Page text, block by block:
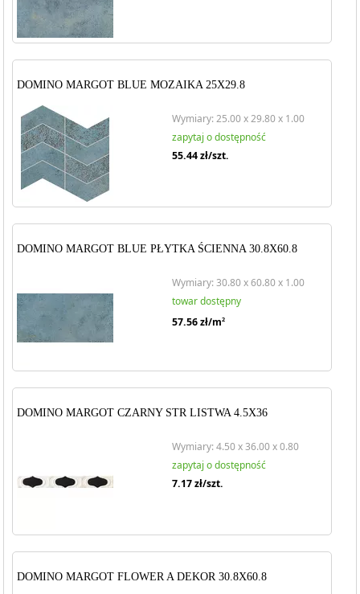
manifestacja piękna, stylu i doskonałego rzemiosła. Płytki
ścienne w trzech kolorach oraz płytki podłogowe o niezwykłej
trwałości i wyjątkowym designie czekają, by odmienić Twoje
wnętrza. Stwórz unikalne aranżacje dzięki tej kolekcji i poczuj
magięMargot Dominona własnej skórze.
DOMINO MARGOT BLUE MOZAIKA 25X29.8
Wymiary: 25.00 x 29.80 x 1.00
zapytaj o dostępność
55.44zł/szt.
DOMINO MARGOT BLUE PŁYTKA ŚCIENNA 30.8X60.8
Wymiary: 30.80 x 60.80 x 1.00
towar dostępny
57.56zł/m2
DOMINO MARGOT CZARNY STR LISTWA 4.5X36
Wymiary: 4.50 x 36.00 x 0.80
zapytaj o dostępność
7.17zł/szt.
DOMINO MARGOT FLOWER A DEKOR 30.8X60.8